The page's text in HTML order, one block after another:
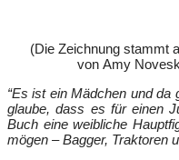
(Die Zeichnung stammt
von Amy
“Es ist ein Mädchen und da
glaube, dass es für einen
Buch eine weibliche
mögen – Bagger, Traktoren